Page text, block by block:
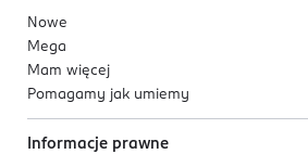
Nowe
Mega
Mam więcej
Pomagamy jak umiemy
Informacje prawne